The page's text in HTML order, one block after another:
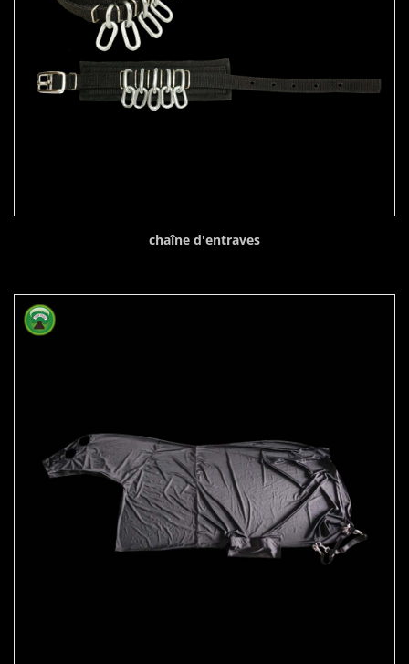
chaîne d'entraves